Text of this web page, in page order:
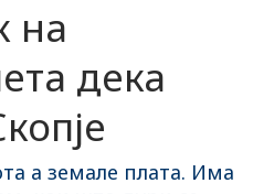
на
дека
а земале плата. Има